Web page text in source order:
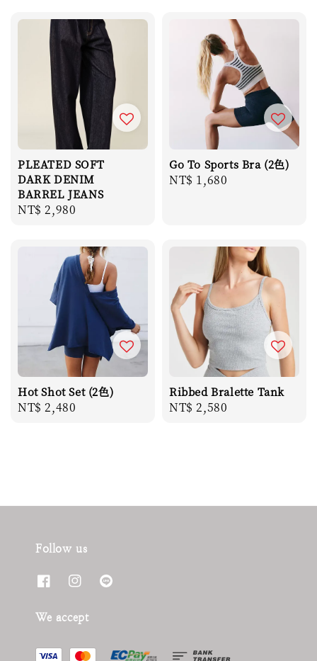
PLEATED SOFT
DARK DENIM
BARREL JEANS
Regular
NT$ 2,980
Go To Sports Bra (2色)
Regular
NT$ 1,680
Hot Shot Set (2色)
Regular
NT$ 2,480
Ribbed Bralette Tank
Regular
NT$ 2,580
Follow us
We accept